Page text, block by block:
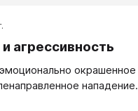
агрессивность
окрашенное
нападение.